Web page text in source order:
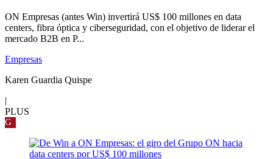
ON Empresas (antes Win) invertirá US$ 100 millones en data
centers, fibra óptica y ciberseguridad, con el objetivo de liderar el
mercado B2B en P...
Empresas
Karen Guardia Quispe
|
PLUS
G